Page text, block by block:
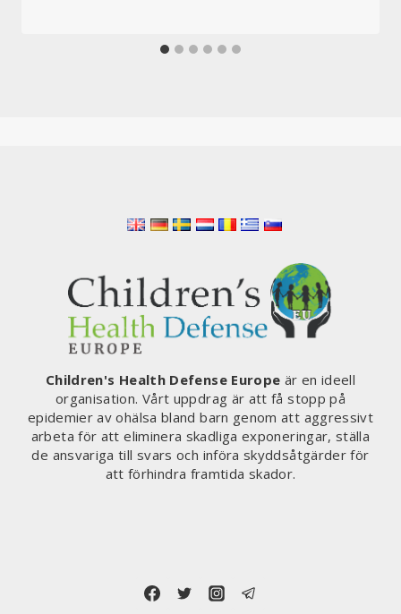
Children's Health Defense Europe är en ideell
organisation. Vårt uppdrag är att få stopp på
epidemier av ohälsa bland barn genom att aggressivt
arbeta för att eliminera skadliga exponeringar, ställa
de ansvariga till svars och införa skyddsåtgärder för
att förhindra framtida skador.